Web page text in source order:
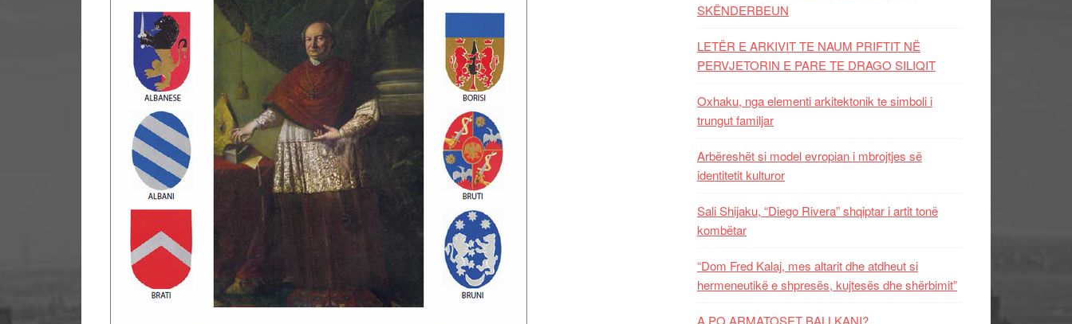
SKËNDERBEUN
LETËR E ARKIVIT TE NAUM PRIFTIT NË
PERVJETORIN E PARE TE DRAGO SILIQIT
Oxhaku, nga elementi arkitektonik te simboli i
trungut familjar
Arbëreshët si model evropian i mbrojtjes së
identitetit kulturor
Sali Shijaku, “Diego Rivera” shqiptar i artit tonë
kombëtar
“Dom Fred Kalaj, mes altarit dhe atdheut si
hermeneutikë e shpresës, kujtesës dhe shërbimit”
A PO ARMATOSET BALLKANI?